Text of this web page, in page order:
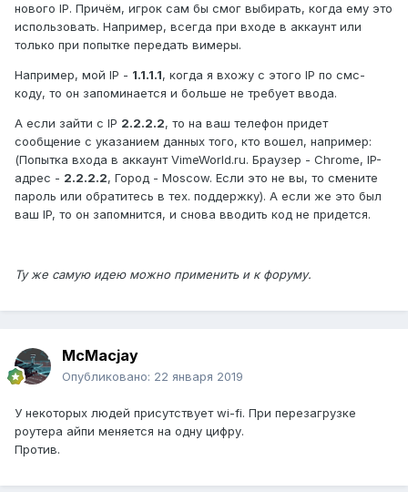
нового IP. Причём, игрок сам бы смог выбирать, когда ему это
использовать. Например, всегда при входе в аккаунт или
только при попытке передать вимеры.
Например, мой IP - 1.1.1.1, когда я вхожу с этого IP по смс-
коду, то он запоминается и больше не требует ввода.
А если зайти с IP 2.2.2.2, то на ваш телефон придет
сообщение с указанием данных того, кто вошел, например:
(Попытка входа в аккаунт VimeWorld.ru. Браузер - Chrome, IP-
адрес - 2.2.2.2, Город - Moscow. Если это не вы, то смените
пароль или обратитесь в тех. поддержку). А если же это был
ваш IP, то он запомнится, и снова вводить код не придется.
Ту же самую идею можно применить и к форуму.
McMacjay
Опубликовано: 22 января 2019
У некоторых людей присутствует wi-fi. При перезагрузке
роутера айпи меняется на одну цифру.
Против.